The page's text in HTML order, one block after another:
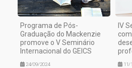
Programa de Pós-
Graduação do Mackenzie
promove o V Seminário
Internacional do GEICS
24/09/2024
IV
11/